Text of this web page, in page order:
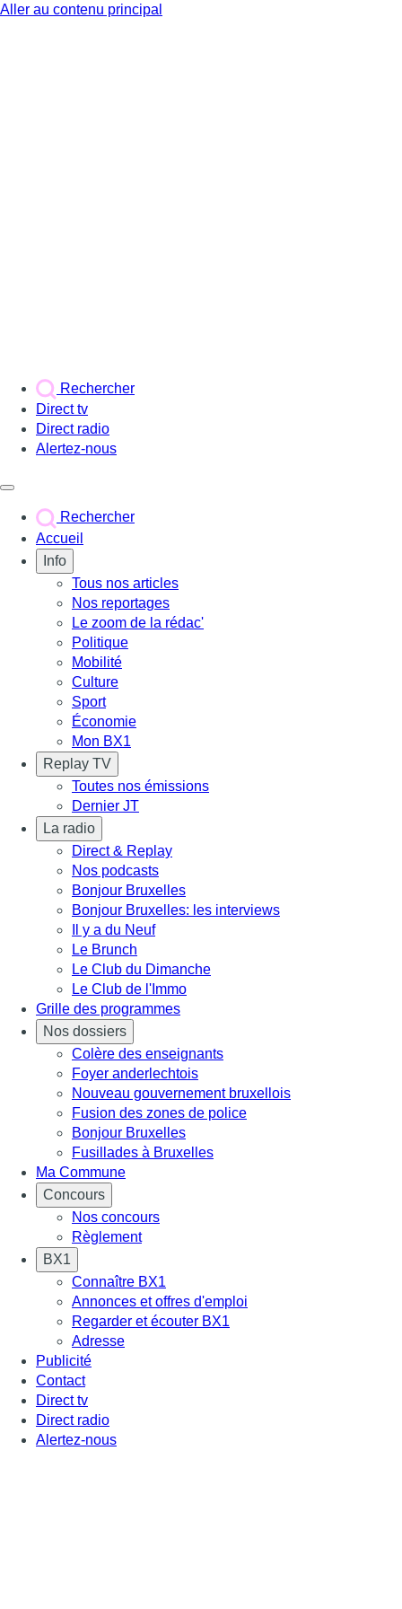
Aller au contenu principal
Rechercher
Direct tv
Direct radio
Alertez-nous
Rechercher
Accueil
Info
Tous nos articles
Nos reportages
Le zoom de la rédac'
Politique
Mobilité
Culture
Sport
Économie
Mon BX1
Replay TV
Toutes nos émissions
Dernier JT
La radio
Direct & Replay
Nos podcasts
Bonjour Bruxelles
Bonjour Bruxelles: les interviews
Il y a du Neuf
Le Brunch
Le Club du Dimanche
Le Club de l'Immo
Grille des programmes
Nos dossiers
Colère des enseignants
Foyer anderlechtois
Nouveau gouvernement bruxellois
Fusion des zones de police
Bonjour Bruxelles
Fusillades à Bruxelles
Ma Commune
Concours
Nos concours
Règlement
BX1
Connaître BX1
Annonces et offres d'emploi
Regarder et écouter BX1
Adresse
Publicité
Contact
Direct tv
Direct radio
Alertez-nous